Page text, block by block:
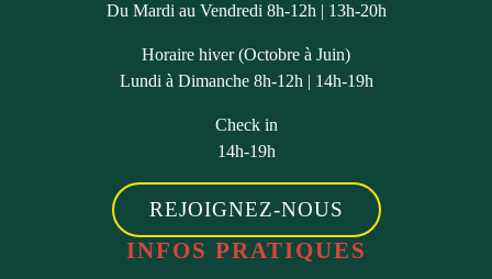
Du Mardi au Vendredi 8h-12h | 13h-20h
Horaire hiver (Octobre à Juin)
Lundi à Dimanche 8h-12h | 14h-19h
Check in
14h-19h
REJOIGNEZ-NOUS
INFOS PRATIQUES